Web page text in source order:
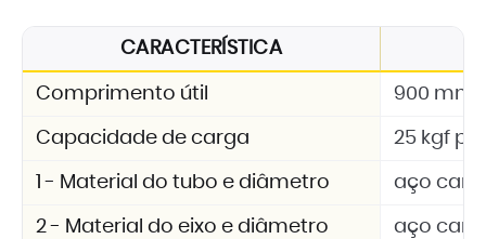
CARACTERÍSTICA
Comprimento útil 900 mm
Capacidade de carga 25 kgf
1 - Material do tubo e diâmetro aço
2 - Material do eixo e diâmetro aço